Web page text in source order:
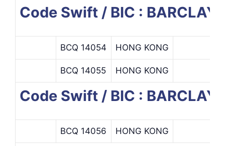
Code Swift / BIC :
BCQ 14054 HONG KONG
BCQ 14055 HONG KONG
Code Swift / BIC :
BCQ 14056 HONG KONG